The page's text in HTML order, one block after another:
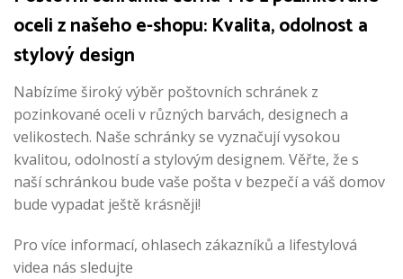
oceli z našeho e-shopu: Kvalita, odolnost a
stylový design
Nabízíme široký výběr poštovních schránek z
pozinkované oceli v různých barvách, designech a
velikostech. Naše schránky se vyznačují vysokou
kvalitou, odolností a stylovým designem. Věřte, že s
naší schránkou bude vaše pošta v bezpečí a váš domov
bude vypadat ještě krásněji!
Pro více informací, ohlasech zákazníků a lifestylová
videa nás sledujte